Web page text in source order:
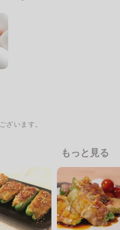
ざいます。
もっと見る